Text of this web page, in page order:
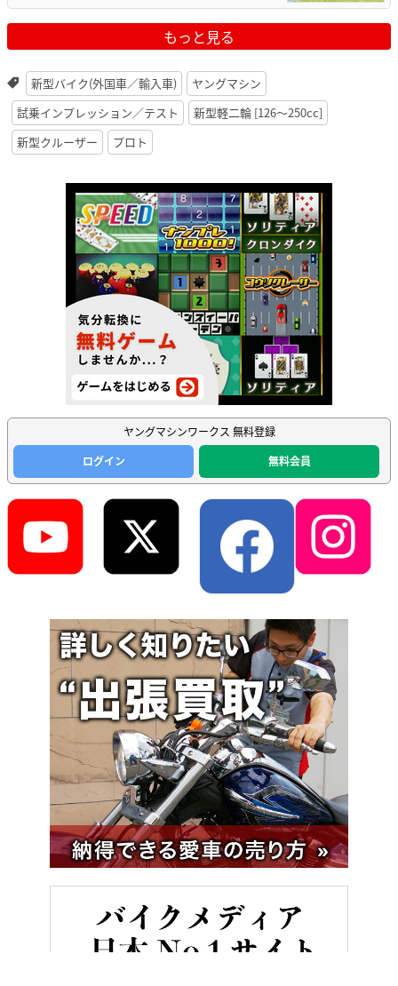
もっと見る
新型バイク(外国車／輸入車)
ヤングマシン
試乗インプレッション／テスト
新型軽二輪 [126〜250cc]
新型クルーザー
プロト
ヤングマシンワークス 無料登録
ログイン
無料会員